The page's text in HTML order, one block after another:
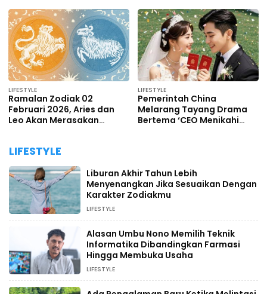
Zodiak Aquarius Takut
Kecewa
LIFESTYLE
Ramalan Zodiak 02
Februari 2026, Aries dan
Leo Akan Merasakan
Berbeda
LIFESTYLE
Pemerintah China
Melarang Tayang Drama
Bertema ‘CEO Menikahi
LIFESTYLE
Liburan Akhir Tahun Lebih
Menyenangkan Jika Sesuaikan Dengan
Karakter Zodiakmu
LIFESTYLE
Alasan Umbu Nono Memilih Teknik
Informatika Dibandingkan Farmasi
Hingga Membuka Usaha
LIFESTYLE